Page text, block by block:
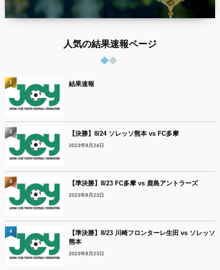
人気の結果速報ページ
結果速報
1
【決勝】8/24 ソレッソ熊本 vs FC多摩
2023年8月24日
2
【準決勝】8/23 FC多摩 vs 鹿島アントラーズ
2023年8月23日
3
【準決勝】8/23 川崎フロンターレ生田 vs ソレッソ
熊本
2023年8月23日
4